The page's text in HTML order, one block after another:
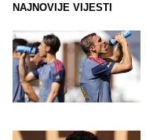
NAJNOVIJE VIJESTI